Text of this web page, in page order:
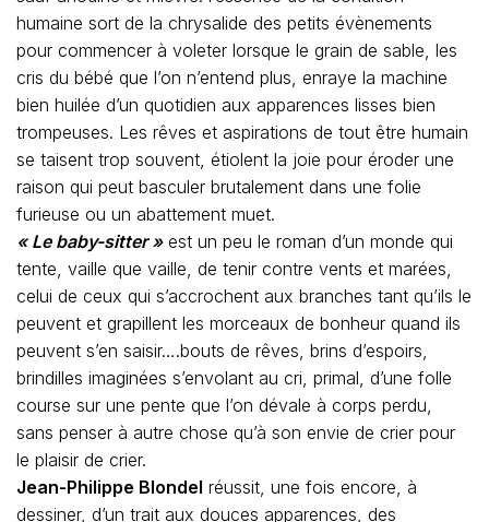
humaine sort de la chrysalide des petits évènements
pour commencer à voleter lorsque le grain de sable, les
cris du bébé que l’on n’entend plus, enraye la machine
bien huilée d’un quotidien aux apparences lisses bien
trompeuses. Les rêves et aspirations de tout être humain
se taisent trop souvent, étiolent la joie pour éroder une
raison qui peut basculer brutalement dans une folie
furieuse ou un abattement muet.
« Le baby-sitter »est un peu le roman d’un monde qui
tente, vaille que vaille, de tenir contre vents et marées,
celui de ceux qui s’accrochent aux branches tant qu’ils le
peuvent et grapillent les morceaux de bonheur quand ils
peuvent s’en saisir….bouts de rêves, brins d’espoirs,
brindilles imaginées s’envolant au cri, primal, d’une folle
course sur une pente que l’on dévale à corps perdu,
sans penser à autre chose qu’à son envie de crier pour
le plaisir de crier.
Jean-Philippe Blondel réussit, une fois encore, à
dessiner, d’un trait aux douces apparences, des